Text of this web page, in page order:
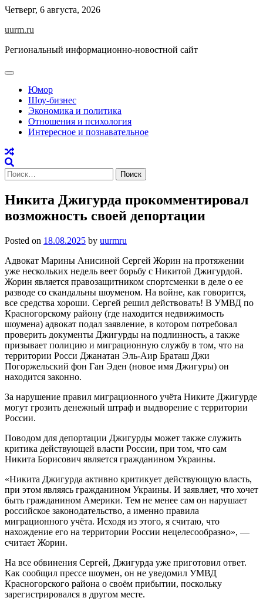
Skip
content
Четверг, 6 августа, 2026
uurm.ru
Региональный информационно-новостной сайт
Юмор
Шоу-бизнес
Экономика и политика
Отношения и психология
Интересное и познавательное
Найти:
Никита Джигурда прокомментировал
возможность своей депортации
Posted on 18.08.2025 by uurmru
Адвокат Марины Анисиной Сергей Жорин на протяжении
уже нескольких недель веет борьбу с Никитой Джигурдой.
Жорин является правозащитником спортсменки в деле о ее
разводе со скандальны шоуменом. На войне, как говорится,
все средства хороши. Сергей решил действовать! В УМВД по
Красногорскому району (где находится недвижимость
шоумена) адвокат подал заявление, в котором потребовал
проверить документы Джигурды на подлинность, а также
призывает полицию и миграционную службу в том, что на
территории Росси Джанатан Эль-Аир Браташ Джи
Погоржельский фон Ган Эден (новое имя Джигуры) он
находится законно.
За нарушение правил миграционного учёта Никите Джигурде
могут грозить денежный штраф и выдворение с территории
России.
Поводом для депортации Джигурды может также служить
критика действующей власти России, при том, что сам
Никита Борисович является гражданином Украины.
«Никита Джигурда активно критикует действующую власть,
при этом являясь гражданином Украины. И заявляет, что хочет
быть гражданином Америки. Тем не менее сам он нарушает
российское законодательство, а именно правила
миграционного учёта. Исходя из этого, я считаю, что
нахождение его на территории России нецелесообразно», —
считает Жорин.
На все обвинения Сергей, Джигурда уже приготовил ответ.
Как сообщил прессе шоумен, он не уведомил УМВД
Красногорского района о своём прибытии, поскольку
зарегистрировался в другом месте.